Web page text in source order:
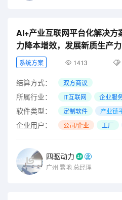
AI+产业互联网平台化解决
力降本增效，发展新质生产
系统方案 1413
结算方式： 双方商议
所属行业： IT互联网 企业服
软件类型： 定制软件 产业链
企业用户： 公司/企业 工厂
四驱动力
广州 繁地 总经理